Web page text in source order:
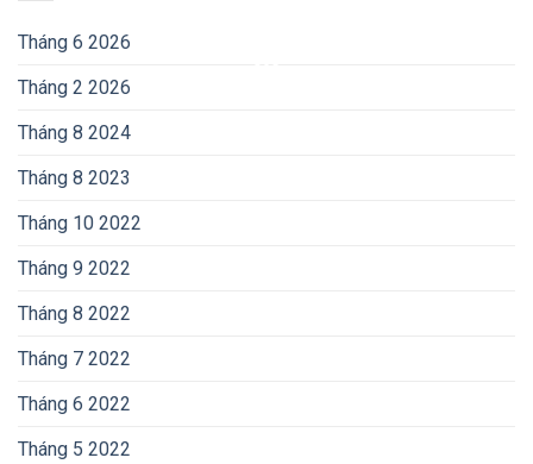
Tháng 6 2026
Tháng 2 2026
Tháng 8 2024
Tháng 8 2023
Tháng 10 2022
Tháng 9 2022
Tháng 8 2022
Tháng 7 2022
Tháng 6 2022
Tháng 5 2022